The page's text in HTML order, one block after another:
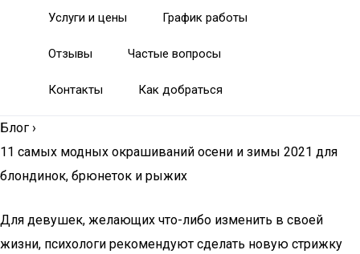
Услуги и цены График работы
Отзывы Частые вопросы
Контакты Как добраться
Блог ›
11 самых модных окрашиваний осени и зимы 2021 для
блондинок, брюнеток и рыжих
Для девушек, желающих что-либо изменить в своей
жизни, психологи рекомендуют сделать новую стрижку